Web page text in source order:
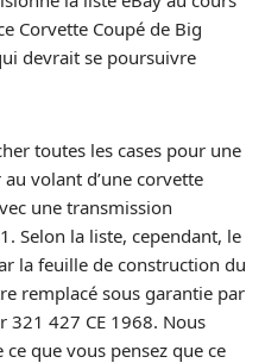
Corvette Coupé de Big
devrait se poursuivre
toutes les cases pour une
volant d’une corvette
une transmission
Selon la liste, cependant, le
la feuille de construction du
remplacé sous garantie par
321 427 CE 1968. Nous
que vous pensez que ce